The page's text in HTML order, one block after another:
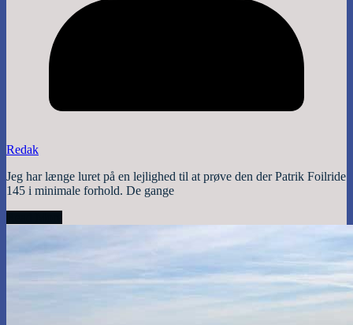
Redak
Jeg har længe luret på en lejlighed til at prøve den der Patrik Foilride
145 i minimale forhold. De gange